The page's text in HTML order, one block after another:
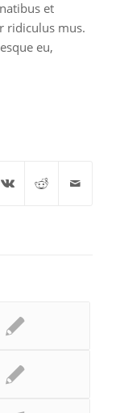
et
ridiculus mus.
eu,